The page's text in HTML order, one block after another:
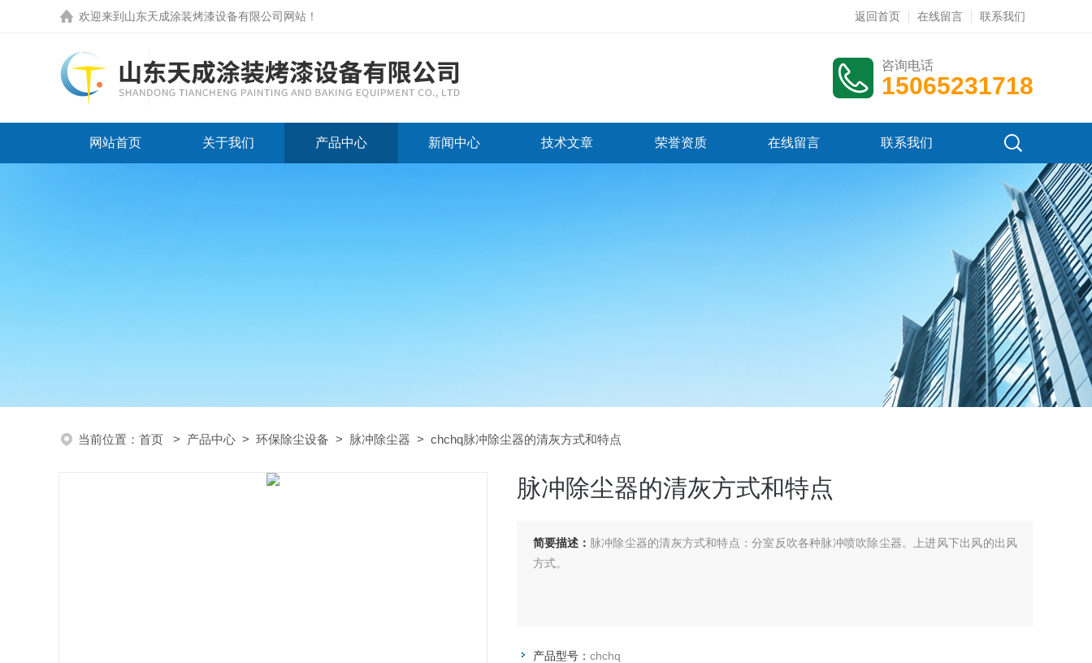
欢迎来到 山东天成涂装烤漆设备有限公司网站 ！ 返回首页 在线留言 联系我们
咨询电话
15065231718
网站首页 关于我们 产品中心 新闻中心 技术文章 荣誉资质 在线留言 联系我们
当前位置： 首页 > 产品中心 > 环保除尘设备 > 脉冲除尘器 > chchq脉冲除尘器的清灰方式和特点
脉冲除尘器的清灰方式和特点
简要描述： 脉冲除尘器的清灰方式和特点：分室反吹各种脉冲喷吹除尘器。上进风下出风的出风
方式。
产品型号： chchq